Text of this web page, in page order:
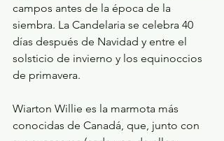
campos antes de la época de la
siembra. La Candelaria se celebra 40
días después de Navidad y entre el
solsticio de invierno y los equinoccios
de primavera.
Wiarton Willie es la marmota más
conocidas de Canadá, que, junto con